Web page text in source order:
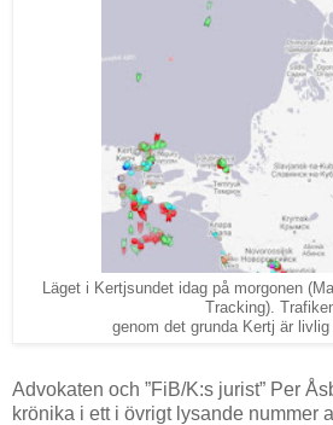
Läget i Kertjsundet idag på morgonen
Tracking).
genom det grunda Kertj är livlig
Advokaten och ”FiB/K:s jurist” Per
krönika i ett i övrigt lysande nummer